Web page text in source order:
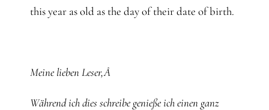
this year as old as the day of their date of birth.
Meine lieben Leser,Â
Während ich dies schreibe genieße ich einen ganz